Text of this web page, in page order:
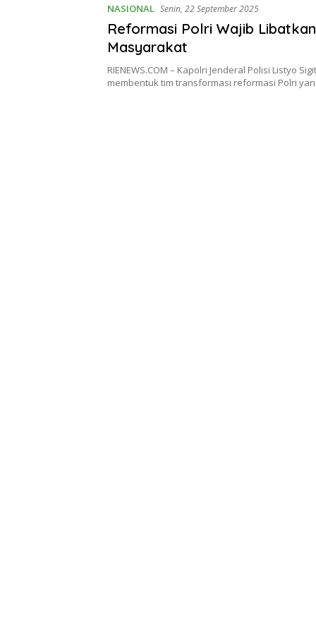
NASIONAL Senin, 22 September 2025
Reformasi Polri Wajib
Masyarakat
RIENEWS.COM – Kapolri Jenderal Polisi Listyo
membentuk tim transformasi reformasi Polri